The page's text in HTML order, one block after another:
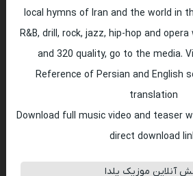
local hymns of Iran and the world in
R&B, drill, rock, jazz, hip-hop and
and 320 quality, go to the media.
Reference of Persian and English
translation
Download full music video and teaser
direct download
آنلاین موزیک یلدا